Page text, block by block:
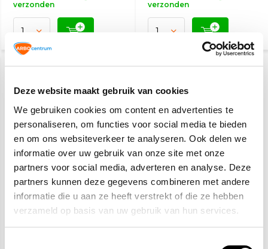
Deze website maakt gebruik van cookies
We gebruiken cookies om content en advertenties te
personaliseren, om functies voor social media te bieden
en om ons websiteverkeer te analyseren. Ook delen we
informatie over uw gebruik van onze site met onze
partners voor social media, adverteren en analyse. Deze
partners kunnen deze gegevens combineren met andere
informatie die u aan ze heeft verstrekt of die ze hebben
verzameld op basis van uw gebruik van hun services.
verzonden
verzonden
Verboden om knopen
te maken
KIES JE AFMETING
Verboden slijpschijf te
gebruiken
KIES JE AFMETING
Op werkdagen voor 15:00